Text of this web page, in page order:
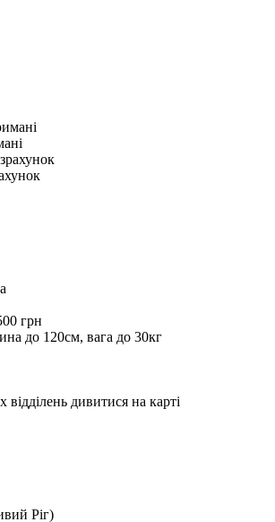
грн
до 120см, вага до 30кг
дивитися на карті